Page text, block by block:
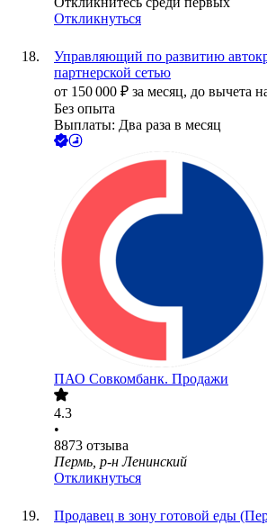
Откликнуться
Управляющий по развитию
партнерской сетью
от 150 000 ₽ за месяц, до вычета
Без опыта
Выплаты: Два раза в месяц
ПАО Совкомбанк. Продажи
4.3
•
8873 отзыва
Пермь, р-н Ленинский
Откликнуться
Продавец в зону готовой еды